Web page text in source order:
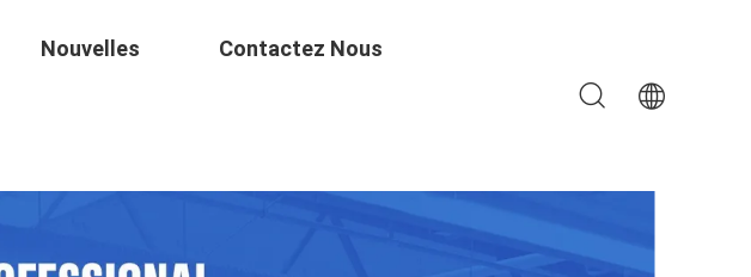
Nouvelles Contactez Nous